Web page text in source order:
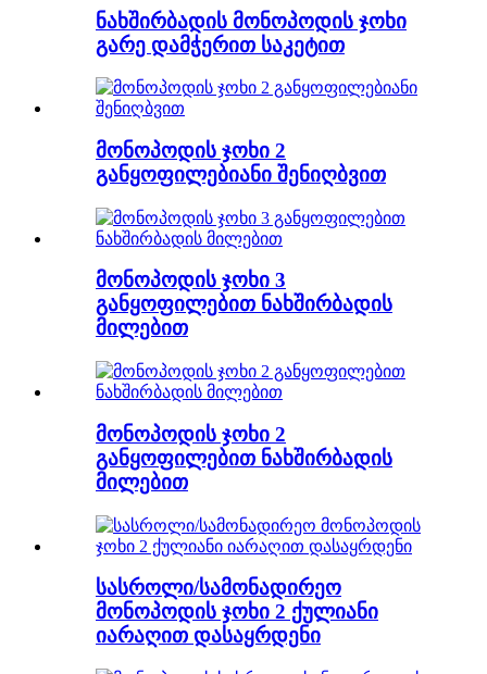
ნახშირბადის მონოპოდის ჯოხი
გარე დამჭერით საკეტით
მონოპოდის ჯოხი 2
განყოფილებიანი შენიღბვით
მონოპოდის ჯოხი 3
განყოფილებით ნახშირბადის
მილებით
მონოპოდის ჯოხი 2
განყოფილებით ნახშირბადის
მილებით
სასროლი/სამონადირეო
მონოპოდის ჯოხი 2 ქულიანი
იარაღით დასაყრდენი